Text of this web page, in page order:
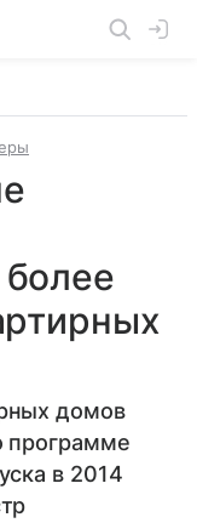
домов
программе
в 2014